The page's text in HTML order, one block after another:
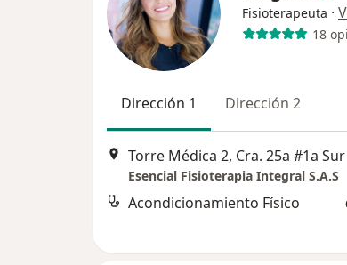
Fisioterapeuta ·
18
Dirección 1 Dirección 2
Esencial Fisioterapia Integral S.A.S
Acondicionamiento Físico